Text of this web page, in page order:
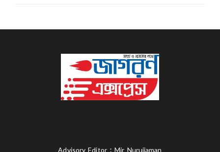
Advisory Editor : Mir Nurujjaman